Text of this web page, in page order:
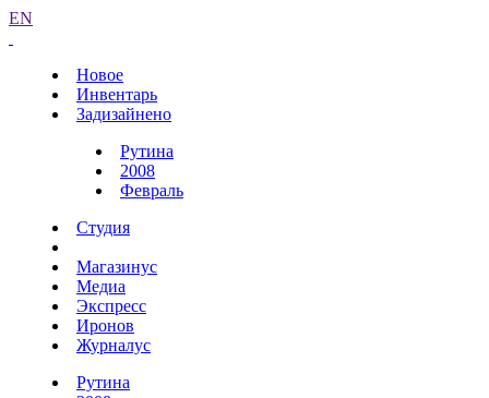
EN
Новое
Инвентарь
Задизайнено
Рутина
2008
Февраль
Студия
Магазинус
Медиа
Экспресс
Иронов
Журналус
Рутина